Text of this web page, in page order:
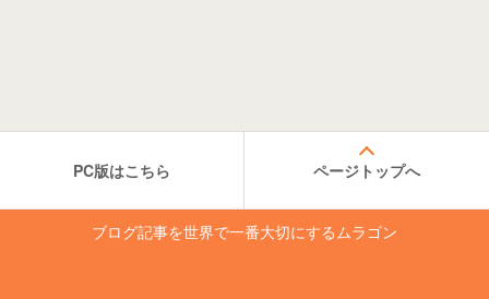
PC版はこちら ページトップへ
ブログ記事を世界で一番大切にするムラゴン